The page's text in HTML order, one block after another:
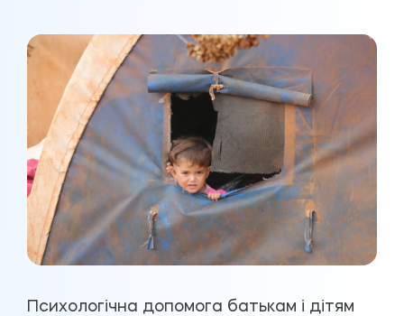
Психологічна допомога батькам і дітям